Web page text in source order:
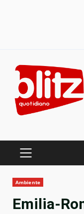
content
PRIMARY
Ambiente
Emilia-